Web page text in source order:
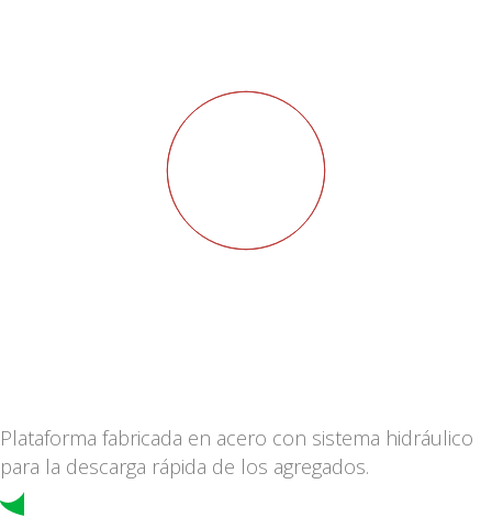
Plataforma fabricada en acero con sistema hidráulico
para la descarga rápida de los agregados.